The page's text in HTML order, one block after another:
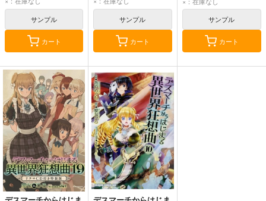
サンプル
カート
サンプル
カート
サンプル
カート